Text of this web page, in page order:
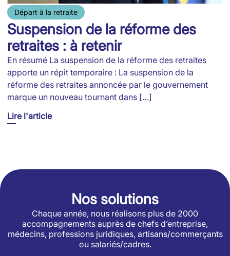
Départ à la retraite
Suspension de la réforme des
retraites : à retenir
En résumé La suspension de la réforme des retraites
apporte un répit temporaire : La suspension de la
réforme des retraites annoncée par le gouvernement
marque un nouveau tournant dans […]
Lire l'article
Nos solutions
Chaque année, nous réalisons plus de 2000
accompagnements auprès de chefs d’entreprise,
médecins, professions juridiques, artisans/commerçants
ou salariés/cadres.